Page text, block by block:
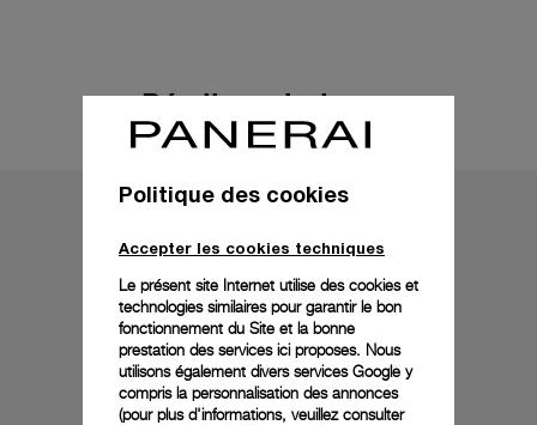
Détails techniques
Politique des cookies
Accepter les cookies techniques
Le présent site Internet utilise des cookies et
technologies similaires pour garantir le bon
fonctionnement du Site et la bonne
prestation des services ici proposes. Nous
utilisons également divers services Google y
compris la personnalisation des annonces
(pour plus d'informations, veuillez consulter